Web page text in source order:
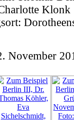
Klonk
November